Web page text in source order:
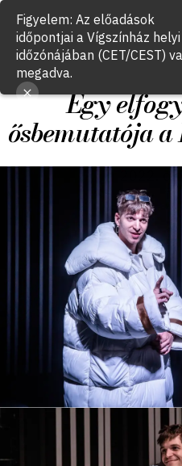
Jegyvásárlás
Egy
ősbemutatója
2022.
Figyelem: Az előadások
időpontjai a Vígszínház helyi
időzónájában (CET/CEST)
megadva.